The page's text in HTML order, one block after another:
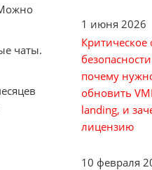
чаты.
1 июня 2026
почему
обновить
landing, и
лицензию
10 февраля